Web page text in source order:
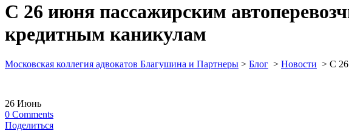
С 26 июня пассажирским
кредитным каникулам
Московская коллегия адвокатов Благушина и Партнеры > Блог > Новости > С
26 Июнь
0 Comments
Поделиться